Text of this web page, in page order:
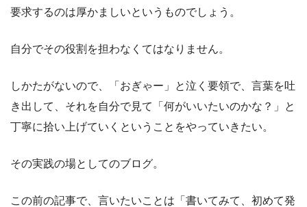
要求するのは厚かましいというものでしょう。
自分でその役割を担わなくてはなりません。
しかたがないので、「おぎゃー」と泣く要領で、言葉を吐
き出して、それを自分で見て「何がいいたいのかな？」と
丁寧に拾い上げていくということをやっていきたい。
その実践の場としてのブログ。
この前の記事で、言いたいことは「書いてみて、初めて発